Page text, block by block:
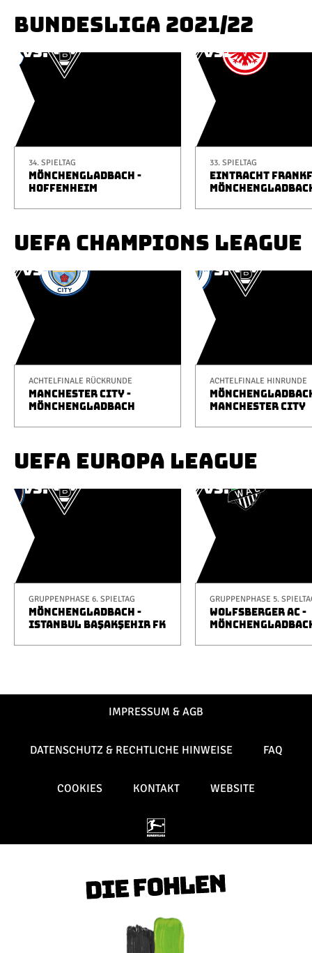
BUNDESLIGA 2021/22
34. SPIELTAG
MÖNCHENGLADBACH -
HOFFENHEIM
33. SPIELTAG
EINTRACHT
UEFA CHAMPIONS LEAGUE
ACHTELFINALE RÜCKRUNDE
MANCHESTER CITY -
MÖNCHENGLADBACH
ACHTELFINALE HINRUNDE
MANCHESTER CITY
UEFA EUROPA LEAGUE
GRUPPENPHASE 6. SPIELTAG
MÖNCHENGLADBACH -
ISTANBUL BAŞAKŞEHIR FK
GRUPPENPHASE 5.
WOLFSBERGER AC -
IMPRESSUM & AGB
DATENSCHUTZ & RECHTLICHE HINWEISE FAQ
COOKIES KONTAKT WEBSITE